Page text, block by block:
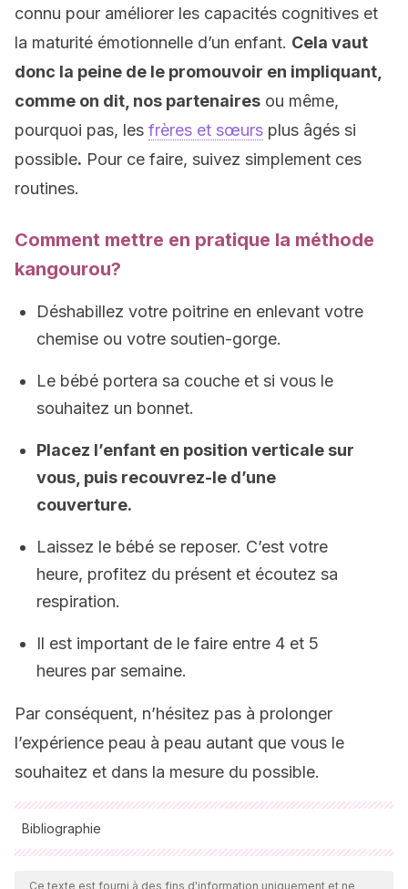
connu pour améliorer les capacités cognitives et
la maturité émotionnelle d’un enfant. Cela vaut
donc la peine de le promouvoir en impliquant,
comme on dit, nos partenaires ou même,
pourquoi pas, les frères et sœurs plus âgés si
possible. Pour ce faire, suivez simplement ces
routines.
Comment mettre en pratique la méthode
kangourou?
Déshabillez votre poitrine en enlevant votre
chemise ou votre soutien-gorge.
Le bébé portera sa couche et si vous le
souhaitez un bonnet.
Placez l’enfant en position verticale sur
vous, puis recouvrez-le d’une
couverture.
Laissez le bébé se reposer. C’est votre
heure, profitez du présent et écoutez sa
respiration.
Il est important de le faire entre 4 et 5
heures par semaine.
Par conséquent, n’hésitez pas à prolonger
l’expérience peau à peau autant que vous le
souhaitez et dans la mesure du possible.
Bibliographie
Toutes les sources citées ont été examinées en profondeur
par notre équipe pour garantir leur qualité, leur fiabilité, leur
Ce texte est fourni à des fins d'information uniquement et ne